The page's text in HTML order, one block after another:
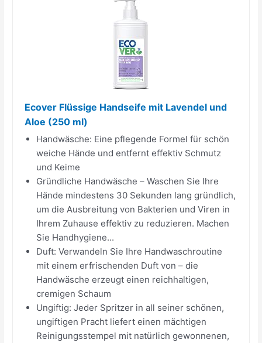
Ecover Flüssige Handseife mit Lavendel und
Aloe (250 ml)
Handwäsche: Eine pflegende Formel für schön
weiche Hände und entfernt effektiv Schmutz
und Keime
Gründliche Handwäsche – Waschen Sie Ihre
Hände mindestens 30 Sekunden lang gründlich,
um die Ausbreitung von Bakterien und Viren in
Ihrem Zuhause effektiv zu reduzieren. Machen
Sie Handhygiene...
Duft: Verwandeln Sie Ihre Handwaschroutine
mit einem erfrischenden Duft von – die
Handwäsche erzeugt einen reichhaltigen,
cremigen Schaum
Ungiftig: Jeder Spritzer in all seiner schönen,
ungiftigen Pracht liefert einen mächtigen
Reinigungsstempel mit natürlich gewonnenen,